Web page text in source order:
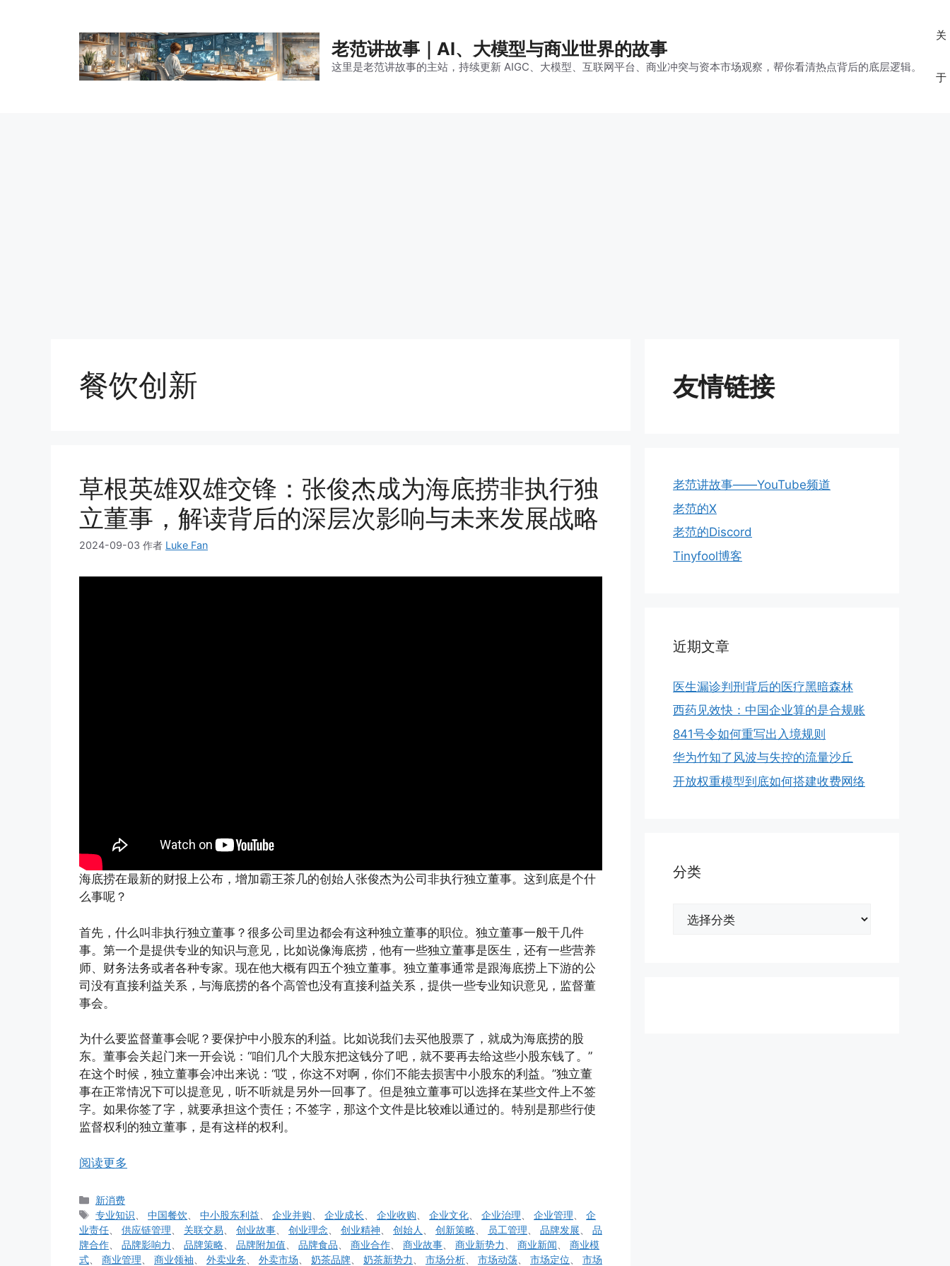
老范讲故事｜AI、大模型与商业世界的故事
这里是老范讲故事的主站，持续更新 AIGC、大模型、互联网平台、商业冲突与资本市场观察，帮你看清热点背后的底层逻辑。
关
于
餐饮创新
草根英雄双雄交锋：张俊杰成为海底捞非执行独
立董事，解读背后的深层次影响与未来发展战略
2024-09-03 作者 Luke Fan
海底捞在最新的财报上公布，增加霸王茶几的创始人张俊杰为公司非执行独立董事。这到底是个什
么事呢？
首先，什么叫非执行独立董事？很多公司里边都会有这种独立董事的职位。独立董事一般干几件
事。第一个是提供专业的知识与意见，比如说像海底捞，他有一些独立董事是医生，还有一些营养
师、财务法务或者各种专家。现在他大概有四五个独立董事。独立董事通常是跟海底捞上下游的公
司没有直接利益关系，与海底捞的各个高管也没有直接利益关系，提供一些专业知识意见，监督董
事会。
为什么要监督董事会呢？要保护中小股东的利益。比如说我们去买他股票了，就成为海底捞的股
东。董事会关起门来一开会说：“咱们几个大股东把这钱分了吧，就不要再去给这些小股东钱了。”
在这个时候，独立董事会冲出来说：“哎，你这不对啊，你们不能去损害中小股东的利益。”独立董
事在正常情况下可以提意见，听不听就是另外一回事了。但是独立董事可以选择在某些文件上不签
字。如果你签了字，就要承担这个责任；不签字，那这个文件是比较难以通过的。特别是那些行使
监督权利的独立董事，是有这样的权利。
阅读更多
分
类
新消费
标
签
专业知识 、中国餐饮 、中小股东利益 、企业并购 、企业成长 、企业收购 、企业文化 、企业治理 、企业管理 、企
业责任
供应链管理 关联交易 创业故事 创业理念 创业精神 创始人 创新策略 员工管理 品牌发展
品
牌合作
品牌影响力 品牌策略 品牌附加值 品牌食品 商业合作 商业故事 商业新势力 商业新闻
商业模
式
商业管理 商业领袖 外卖业务 外卖市场 奶茶品牌 奶茶新势力 市场分析 市场动荡 市场定位 市场
友情链接
老范讲故事——YouTube频道
老范的X
老范的Discord
Tinyfool博客
近期文章
医生漏诊判刑背后的医疗黑暗森林
西药见效快：中国企业算的是合规账
841号令如何重写出入境规则
华为竹知了风波与失控的流量沙丘
开放权重模型到底如何搭建收费网络
分类